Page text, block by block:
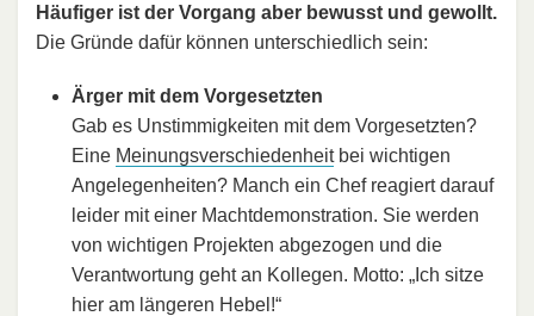
Häufiger ist der Vorgang aber bewusst und gewollt.
Die Gründe dafür können unterschiedlich sein:
Ärger mit dem Vorgesetzten
Gab es Unstimmigkeiten mit dem Vorgesetzten?
Eine Meinungsverschiedenheitbei wichtigen
Angelegenheiten? Manch ein Chef reagiert darauf
leider mit einer Machtdemonstration. Sie werden
von wichtigen Projekten abgezogen und die
Verantwortung geht an Kollegen. Motto: „Ich sitze
hier am längeren Hebel!“